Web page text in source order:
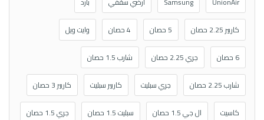
كاريير 2.25 حصان 5 حصان 4 حصان وايت ويل
6 حصان جري 2.25 حصان شارب 1.5 حصان
شارب 2.25 حصان جري سبليت كاريير سبليت كاريير 3 حصان
كاسيت ال جي 1.5 حصان سبليت 1.5 حصان جري 1.5 حصان